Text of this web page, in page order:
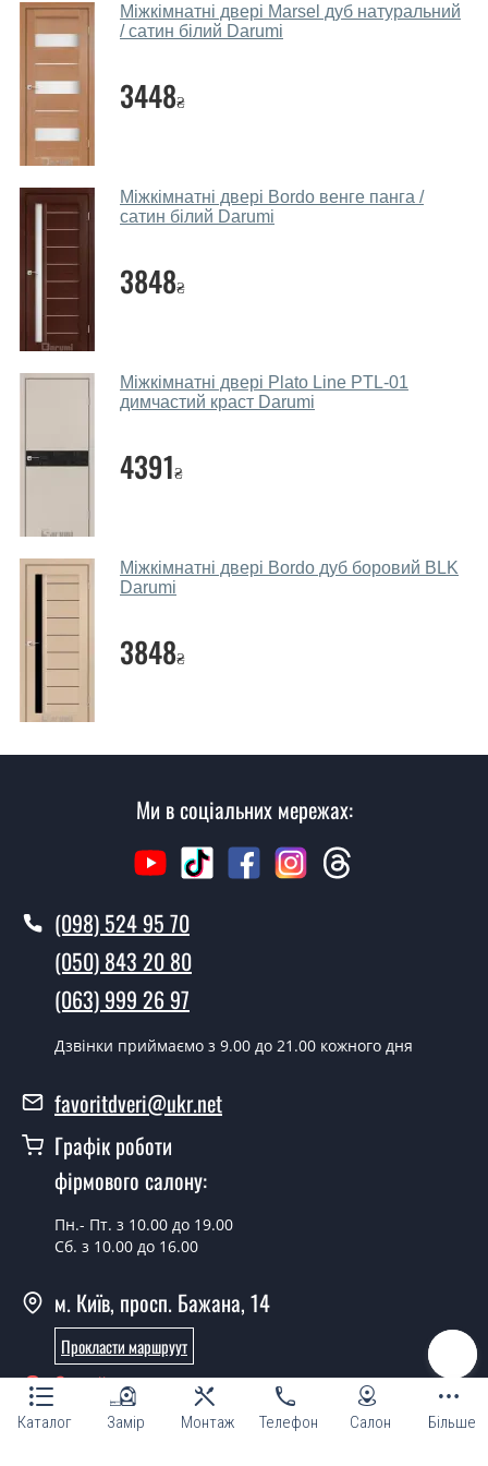
Каталог Замір Монтаж Телефон Салон Більше
дверей.
Чи допомагаєте ви вибрати дверні
Так. Ми консультуємо покупців
месенджери, онлайн-чат або безпосередньо в нашому
салоні-магазині.
Які основні особливості та переваги
Каркас полотна міжкімнатних дверей виготовляється з
євробрусу (власного сушіння), що покривається МДФ
накладками товщиною 20 мм. Завдяки такій товщині
МДФ, вся конструкція виходить дуже міцною та
надійною.
Наші рекомендації залежать від необхідних
параметрів, бюджету та інших факторів. Підбір
дверних полотен проводиться індивідуально для
кожного відвідувача.
Заміри дверей робите?
Так, робимо. Наші фахівці можуть зробити замір та
консультацію на виїзді. Кожен співробітник має з
консультації Ви можете оформити заявку, не
Ви робите установку дверних
Так робимо. Монтаж дверних полотен проводиться
згідно з чергою, у всі дні крім неділі.
Скільки коштує встановлення дверей
Marsel дуб боровий сатин бронза?
сатин бронза - от 1800 грн.
Можна на сьогодні викликати
замірника?
У вас є в наявності готові дверні
Так, ми маємо великий асортимент готових дверних
полотен.
Ви робите нестандартні міжкімнатні
двері?
Міжкімнатні двері Marsel дуб натуральний
/ сатин білий Darumi
3448₴
Міжкімнатні двері Bordo венге панга /
сатин білий Darumi
3848₴
Міжкімнатні двері Plato Line PTL-01
димчастий краст Darumi
4391₴
Міжкімнатні двері Bordo дуб боровий BLK
Darumi
3848₴
Ми в соціальних мережах:
(098) 524 95 70
(050) 843 20 80
(063) 999 26 97
Дзвінки приймаємо з 9.00 до 21.00 кожного дня
favoritdveri@ukr.net
Графік роботи
фірмового салону:
Пн.- Пт. з 10.00 до 19.00
Сб. з 10.00 до 16.00
м. Київ, просп. Бажана, 14
Прокласти маршруут
Онлайн консультант